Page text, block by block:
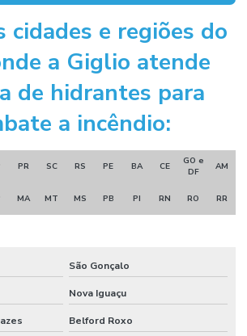
de combate a incêndio
de hidrantes
de incêndio
de alarme de incêndio
de incêndio
combate a incêndio
cidades e regiões do
a Giglio atende
de hidrantes para
a incêndio:
PR SC RS PE BA CE
GO e
DF
AM
MA MT MS PB PI RN RO RR
São Gonçalo
Nova Iguaçu
Belford Roxo